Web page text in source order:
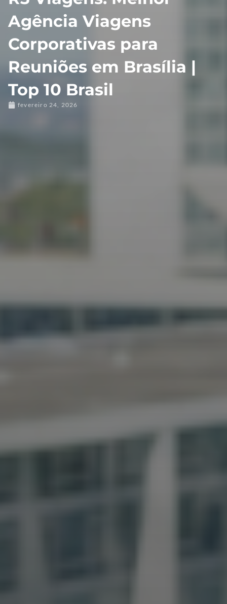
Agência Viagens
Corporativas para
Reuniões em Brasília |
Top 10 Brasil
fevereiro 24, 2026